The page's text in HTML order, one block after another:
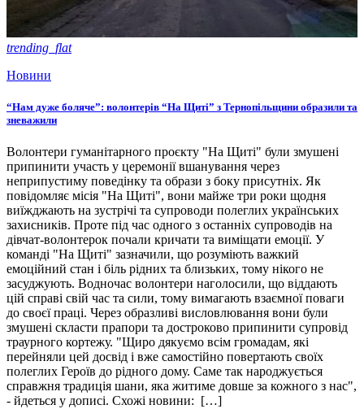
trending_flat
Новини
“Нам дуже боляче”: волонтерів “На Щиті” з Тернопільщини образили та
зневажили
Волонтери гуманітарного проєкту "На Щиті" були змушені
припинити участь у церемонії вшанування через
неприпустиму поведінку та образи з боку присутніх. Як
повідомляє місія "На Щиті", вони майже три роки щодня
виїжджають на зустрічі та супроводи полеглих українських
захисників. Проте під час одного з останніх супроводів на
дівчат-волонтерок почали кричати та виміщати емоції. У
команді "На Щиті" зазначили, що розуміють важкий
емоційний стан і біль рідних та близьких, тому нікого не
засуджують. Водночас волонтери наголосили, що віддають
цій справі свій час та сили, тому вимагають взаємної поваги
до своєї праці. Через образливі висловлювання вони були
змушені скласти прапори та достроково припинити супровід
траурного кортежу. "Щиро дякуємо всім громадам, які
перейняли цей досвід і вже самостійно повертають своїх
полеглих Героїв до рідного дому. Саме так народжується
справжня традиція шани, яка житиме довше за кожного з нас",
- йдеться у дописі. Схожі новини: […]